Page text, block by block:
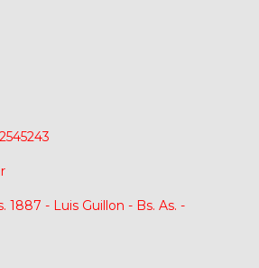
1887 - Luis Guillon - Bs. As. -